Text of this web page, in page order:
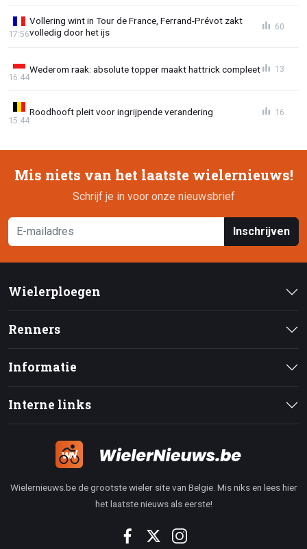
Vollering wint in Tour de France, Ferrand-Prévot zakt
volledig door het ijs
17:56
60
Wederom raak: absolute topper maakt hattrick compleet
16:44
13
Roodhooft pleit voor ingrijpende verandering
15:44
16
Mis niets van het laatste wielernieuws!
Schrijf je in voor onze nieuwsbrief
Inschrijven
Wielerploegen
Renners
Informatie
Interne links
Wielernieuws.be de grootste wieler site van Belgie. Mis niks en lees hier
het laatste nieuws als eerste!